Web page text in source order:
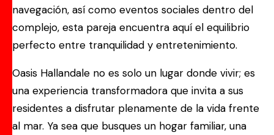
navegación, así como eventos sociales dentro del
complejo, esta pareja encuentra aquí el equilibrio
perfecto entre tranquilidad y entretenimiento.
Oasis Hallandale no es solo un lugar donde vivir; es
una experiencia transformadora que invita a sus
residentes a disfrutar plenamente de la vida frente
al mar. Ya sea que busques un hogar familiar, una